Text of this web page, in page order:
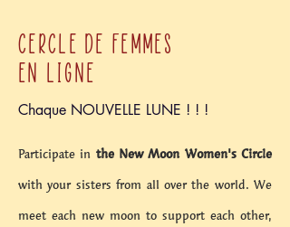
CERCLE DE FEMMES
EN LIGNE
Chaque NOUVELLE LUNE ! ! !
Participate in the New Moon Women's Circle
with your sisters from all over the world. We
meet each new moon to support each other,